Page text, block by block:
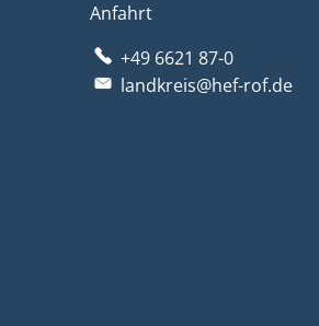
Anfahrt
+49 6621 87-0
landkreis@hef-rof.de